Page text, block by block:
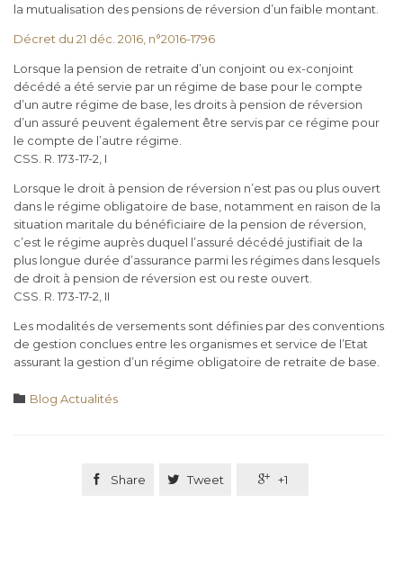
la mutualisation des pensions de réversion d’un faible montant.
Décret du 21 déc. 2016, n°2016-1796
Lorsque la pension de retraite d’un conjoint ou ex-conjoint
décédé a été servie par un régime de base pour le compte
d’un autre régime de base, les droits à pension de réversion
d’un assuré peuvent également être servis par ce régime pour
le compte de l’autre régime.
CSS. R. 173-17-2, I
Lorsque le droit à pension de réversion n’est pas ou plus ouvert
dans le régime obligatoire de base, notamment en raison de la
situation maritale du bénéficiaire de la pension de réversion,
c’est le régime auprès duquel l’assuré décédé justifiait de la
plus longue durée d’assurance parmi les régimes dans lesquels
de droit à pension de réversion est ou reste ouvert.
CSS. R. 173-17-2, II
Les modalités de versements sont définies par des conventions
de gestion conclues entre les organismes et service de l’Etat
assurant la gestion d’un régime obligatoire de retraite de base.
 Category
Blog Actualités
 Share  Tweet  +1